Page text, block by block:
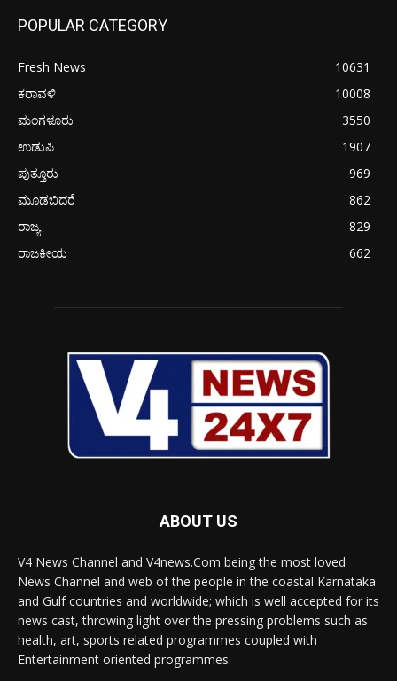
POPULAR CATEGORY
Fresh News
10631
ಕರಾವಳಿ
10008
ಮಂಗಳೂರು
3550
ಉಡುಪಿ
1907
ಪುತ್ತೂರು
969
ಮೂಡಬಿದರೆ
862
ರಾಜ್ಯ
829
ರಾಜಕೀಯ
662
ABOUT US
V4 News Channel and V4news.Com being the most loved
News Channel and web of the people in the coastal Karnataka
and Gulf countries and worldwide; which is well accepted for its
news cast, throwing light over the pressing problems such as
health, art, sports related programmes coupled with
Entertainment oriented programmes.